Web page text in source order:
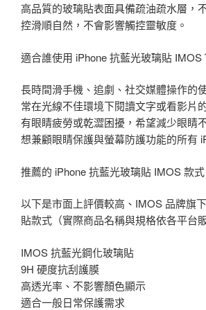
高品質的玻璃貼表面具備疏油疏水層，
控滑順自然，不會影響觸控靈敏度。
適合誰使用 iPhone 抗藍光玻璃貼 IMOS
長時間滑手機、追劇、社交媒體操作的
常在光線不佳環境下閱讀文字或看影片
有眼睛疲勞或乾澀困擾，希望減少眼睛
想兼顧眼睛保護與螢幕防護功能的所有
推薦的 iPhone 抗藍光玻璃貼 IMOS 款式
以下是市面上評價較高、IMOS 品牌旗
貼款式（實際商品名稱與規格依各平台
IMOS 抗藍光鋼化玻璃貼
9H 硬度抗刮護膜
高透光率、不影響顏色顯示
適合一般日常保護需求